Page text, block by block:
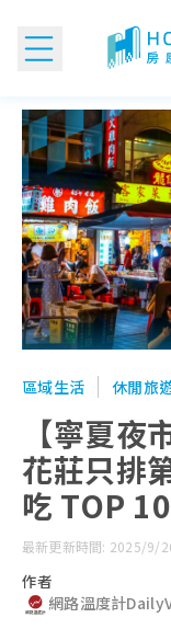
【寧夏夜市】台北夜
區域生活 休閒旅
【寧夏
花莊只排
吃 TOP 10
最新更新時間: 2025/9/
作者
網路溫度計